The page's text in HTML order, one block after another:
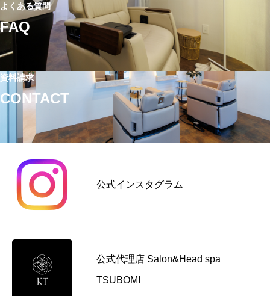
よくある質問
FAQ
資料請求
CONTACT
公式インスタグラム
公式代理店 Salon&Head spa
TSUBOMI